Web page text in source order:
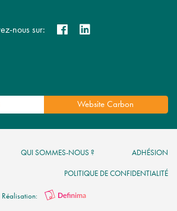
nous sur:
Website Carbon
QUI SOMMES-NOUS ? ADHÉSION
POLITIQUE DE CONFIDENTIALITÉ
Réalisation: